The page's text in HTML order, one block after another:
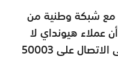
مع شبكة وطنية من
عملاء هيونداي لا
يبتعدون أبدًا عن الحصول على خدمة عالية الجودة. لمزيد من التفاصيل ، يرجى الاتصال على 50003